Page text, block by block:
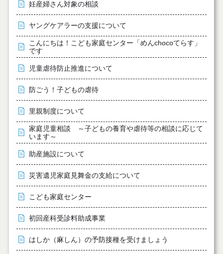
妊産婦さん対象の相談
ヤングケアラーの支援について
こんにちは！こども家庭センター「めんchocoてらす」
です
児童虐待防止推進について
防ごう！子どもの虐待
里親制度について
家庭児童相談 ～子どもの養育や虐待等の相談に応じて
います～
助産施設について
災害遺児家庭見舞金の支給について
こども家庭センター
初回産科受診料助成事業
はしか（麻しん）の予防接種を受けましょう